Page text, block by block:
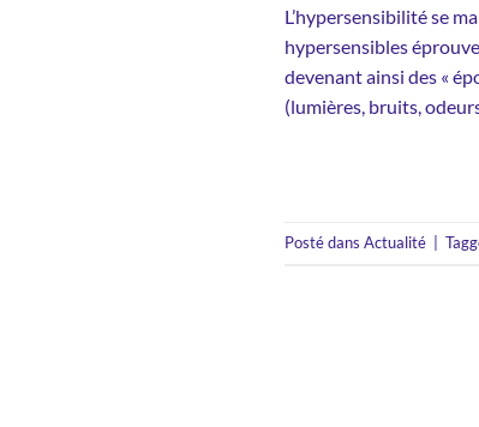
L’hypersensibilité se
hypersensibles
devenant ainsi des «
(lumières, bruits,
Posté dans Actualité